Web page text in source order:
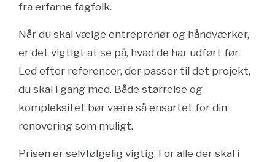
fra erfarne fagfolk.
Når du skal vælge entreprenør og håndværker,
er det vigtigt at se på, hvad de har udført før.
Led efter referencer, der passer til det projekt,
du skal i gang med. Både størrelse og
kompleksitet bør være så ensartet for din
renovering som muligt.
Prisen er selvfølgelig vigtig. For alle der skal i